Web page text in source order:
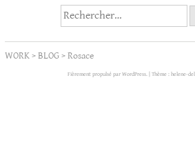
Rechercher :
WORK>BLOG>Rosace
Fièrement propulsé par WordPress. Thème : helene-